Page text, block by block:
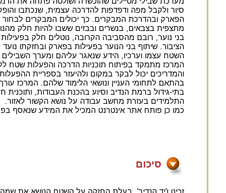
סיור ולקבל מפה ודפדפות להדרכה עצמית, שנכתבו
הפארק ובהדרכת המבקרים. כך יכולים המבקרים לבחור
מתצפית בצבאים, בנשרים ובבזים ששבו להיות חלק
בני נוער, רובם מהסביבה הקרובה, נוטלים חלק
הציבור. שיתוף בני הנוער בפעילות בפארק ובחזקתו
השטח עצמו וערכיו, הידע שנאגר עליהם ומערך
המרכז מתמקד בפיתוח תוכניות הדרכה והפעלות שטח
והמדריכים יכול לבקר במקום ולהיעזר בספריית
בהתאם לתחומי העניין ונושאי הלימוד שלהם. המרכז עורך
בתי-גידול ברמת הנדיב וסיוע בהכנת העבודות,
התלמידים בעזרת מחשב עבודה על נושא הקשור לאזור.
כמו כן פותח אתר אינטרנט המכיל את המידע שנאסף
סיכום